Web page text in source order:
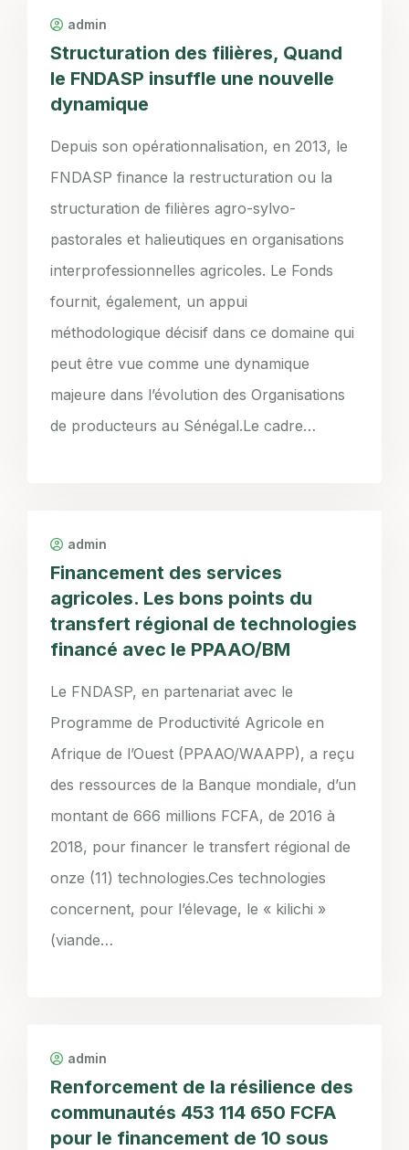
admin
Structuration des filières, Quand
le FNDASP insuffle une nouvelle
dynamique
Depuis son opérationnalisation, en 2013, le
FNDASP finance la restructuration ou la
structuration de filières agro-sylvo-
pastorales et halieutiques en organisations
interprofessionnelles agricoles. Le Fonds
fournit, également, un appui
méthodologique décisif dans ce domaine qui
peut être vue comme une dynamique
majeure dans l’évolution des Organisations
de producteurs au Sénégal.Le cadre…
admin
Financement des services
agricoles. Les bons points du
transfert régional de technologies
financé avec le PPAAO/BM
Le FNDASP, en partenariat avec le
Programme de Productivité Agricole en
Afrique de l’Ouest (PPAAO/WAAPP), a reçu
des ressources de la Banque mondiale, d’un
montant de 666 millions FCFA, de 2016 à
2018, pour financer le transfert régional de
onze (11) technologies.Ces technologies
concernent, pour l’élevage, le « kilichi »
(viande…
admin
Renforcement de la résilience des
communautés 453 114 650 FCFA
pour le financement de 10 sous